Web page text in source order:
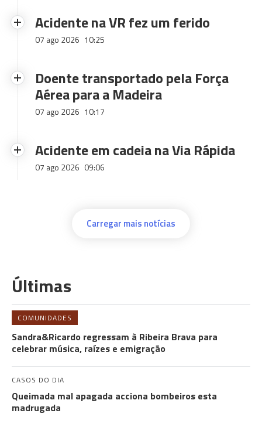
Acidente na VR fez um ferido
07 ago 2026 10:25
Doente transportado pela Força
Aérea para a Madeira
07 ago 2026 10:17
Acidente em cadeia na Via Rápida
07 ago 2026 09:06
Carregar mais notícias
Últimas
COMUNIDADES
Sandra&Ricardo regressam à Ribeira Brava para
celebrar música, raízes e emigração
CASOS DO DIA
Queimada mal apagada acciona bombeiros esta
madrugada